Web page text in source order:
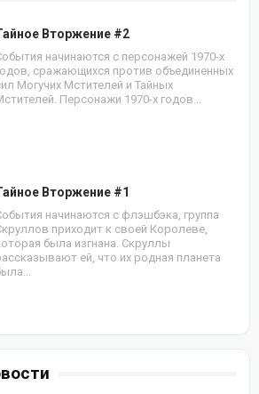
Вторжение #2
начинаются с персонажей 1970-х
сражающихся против объединенных
Могучих Мстителей и Тайных
Персонажи 1970-х годов...
Вторжение #1
начинаются с флэшбэка, группа
приходит к своей Королеве,
была изгнана. Скруллы
ей, что их родная планета